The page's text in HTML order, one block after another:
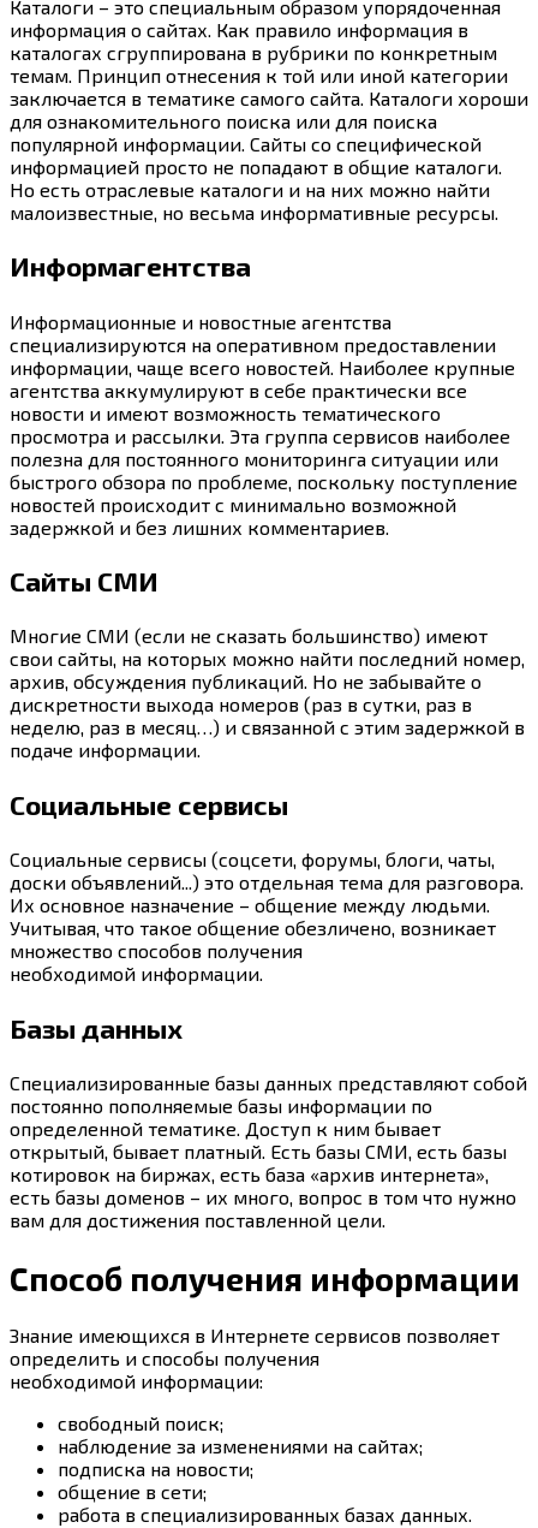
Каталоги – это специальным образом упорядоченная
информация о сайтах. Как правило информация в
каталогах сгруппирована в рубрики по конкретным
темам. Принцип отнесения к той или иной категории
заключается в тематике самого сайта. Каталоги хороши
для ознакомительного поиска или для поиска
популярной информации. Сайты со специфической
информацией просто не попадают в общие каталоги.
Но есть отраслевые каталоги и на них можно найти
малоизвестные, но весьма информативные ресурсы.
Информагентства
Информационные и новостные агентства
специализируются на оперативном предоставлении
информации, чаще всего новостей. Наиболее крупные
агентства аккумулируют в себе практически все
новости и имеют возможность тематического
просмотра и рассылки. Эта группа сервисов наиболее
полезна для постоянного мониторинга ситуации или
быстрого обзора по проблеме, поскольку поступление
новостей происходит с минимально возможной
задержкой и без лишних комментариев.
Сайты СМИ
Многие СМИ (если не сказать большинство) имеют
свои сайты, на которых можно найти последний номер,
архив, обсуждения публикаций. Но не забывайте о
дискретности выхода номеров (раз в сутки, раз в
неделю, раз в месяц…) и связанной с этим задержкой в
подаче информации.
Социальные сервисы
Социальные сервисы (соцсети, форумы, блоги, чаты,
доски объявлений...) это отдельная тема для разговора.
Их основное назначение – общение между людьми.
Учитывая, что такое общение обезличено, возникает
множество способов получения
необходимой информации.
Базы данных
Специализированные базы данных представляют собой
постоянно пополняемые базы информации по
определенной тематике. Доступ к ним бывает
открытый, бывает платный. Есть базы СМИ, есть базы
котировок на биржах, есть база «архив интернета»,
есть базы доменов – их много, вопрос в том что нужно
вам для достижения поставленной цели.
Способ получения информации
Знание имеющихся в Интернете сервисов позволяет
определить и способы получения
необходимой информации:
свободный поиск;
наблюдение за изменениями на сайтах;
подписка на новости;
общение в сети;
работа в специализированных базах данных.